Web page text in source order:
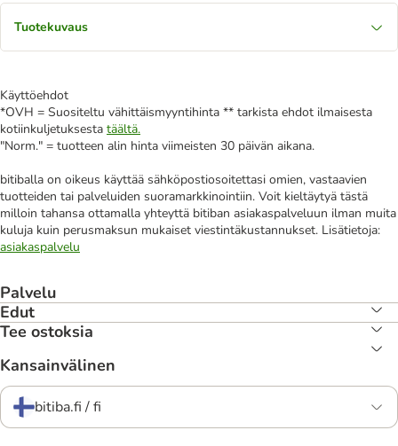
Tuotekuvaus
Käyttöehdot
*OVH = Suositeltu vähittäismyyntihinta ** tarkista ehdot ilmaisesta
kotiinkuljetuksesta täältä.
"Norm." = tuotteen alin hinta viimeisten 30 päivän aikana.
bitiballa on oikeus käyttää sähköpostiosoitettasi omien, vastaavien
tuotteiden tai palveluiden suoramarkkinointiin. Voit kieltäytyä tästä
milloin tahansa ottamalla yhteyttä bitiban asiakaspalveluun ilman muita
kuluja kuin perusmaksun mukaiset viestintäkustannukset. Lisätietoja:
asiakaspalvelu
Palvelu
Edut
Tee ostoksia
Kansainvälinen
bitiba.fi / fi